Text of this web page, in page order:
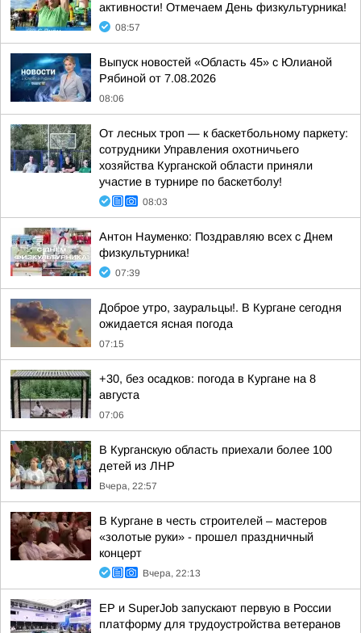
активности! Отмечаем День физкультурника!
08:57
Выпуск новостей «Область 45» с Юлианой
Рябиной от 7.08.2026
08:06
От лесных троп — к баскетбольному паркету:
сотрудники Управления охотничьего
хозяйства Курганской области приняли
участие в турнире по баскетболу!
08:03
Антон Науменко: Поздравляю всех с Днем
физкультурника!
07:39
Доброе утро, зауральцы!. В Кургане сегодня
ожидается ясная погода
07:15
+30, без осадков: погода в Кургане на 8
августа
07:06
В Курганскую область приехали более 100
детей из ЛНР
Вчера, 22:57
В Кургане в честь строителей – мастеров
«золотые руки» - прошел праздничный
концерт
Вчера, 22:13
ЕР и SuperJob запускают первую в России
платформу для трудоустройства ветеранов